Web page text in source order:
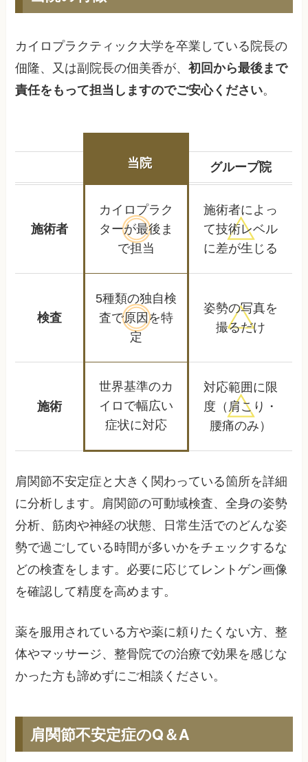
カイロプラクティック大学を卒業している院長の
佃隆、又は副院長の佃美香が、初回から最後まで
責任をもって担当しますのでご安心ください。
当院 グループ院
施術者
カイロプラク
ターが最後ま
で担当
施術者によっ
て技術レベル
に差が生じる
検査
5種類の独自検
査で原因を特
定
姿勢の写真を
撮るだけ
施術
世界基準のカ
イロで幅広い
症状に対応
対応範囲に限
度 （肩こり・
腰痛のみ）
肩関節不安定症と大きく関わっている箇所を詳細
に分析します。肩関節の可動域検査、全身の姿勢
分析、筋肉や神経の状態、日常生活でのどんな姿
勢で過ごしている時間が多いかをチェックするな
どの検査をします。必要に応じてレントゲン画像
を確認して精度を高めます。
薬を服用されている方や薬に頼りたくない方、整
体やマッサージ、整骨院での治療で効果を感じな
かった方も諦めずにご相談ください。
肩関節不安定症のQ＆A